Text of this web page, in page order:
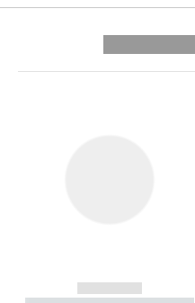
------------